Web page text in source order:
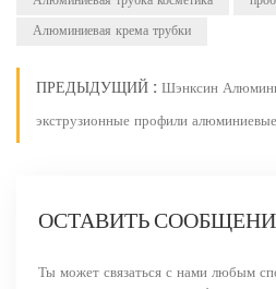
Алюминиевая крема трубки
ПРЕДЫДУЩИЙ :Шэнксин
экструзионные профили
ОСТАВИТЬ
Ты может связаться с нами любым